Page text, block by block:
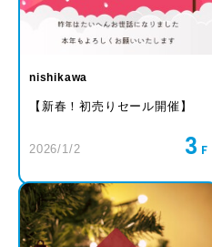
nishikawa
【新春！初売りセール開催】
2026/1/2 3